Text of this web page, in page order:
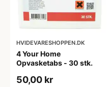
HVIDEVARESHOPPEN.DK
4 Your Home
Opvasketabs - 30 stk.
50,00 kr